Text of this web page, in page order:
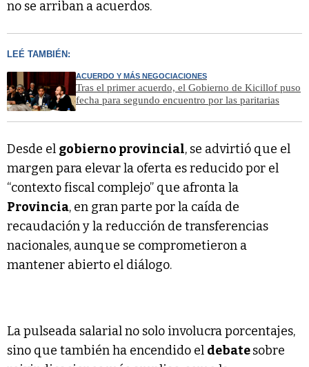
no se arriban a acuerdos.
LEÉ TAMBIÉN:
ACUERDO Y MÁS NEGOCIACIONES
Tras el primer acuerdo, el Gobierno de Kicillof puso
fecha para segundo encuentro por las paritarias
Desde el gobierno provincial, se advirtió que el
margen para elevar la oferta es reducido por el
“contexto fiscal complejo” que afronta la
Provincia, en gran parte por la caída de
recaudación y la reducción de transferencias
nacionales, aunque se comprometieron a
mantener abierto el diálogo.
La pulseada salarial no solo involucra porcentajes,
sino que también ha encendido el debatesobre